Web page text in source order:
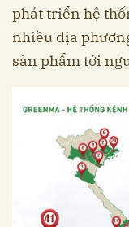
phát triển hệ
nhiều địa
sản phẩm tới